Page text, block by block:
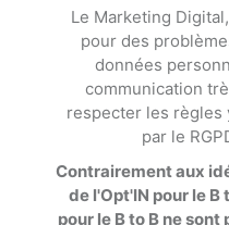
Le Marketing
pour des
données
communication
respecter les règles
par le
Contrairement aux
de l'Opt'IN pour le
pour le B to B ne